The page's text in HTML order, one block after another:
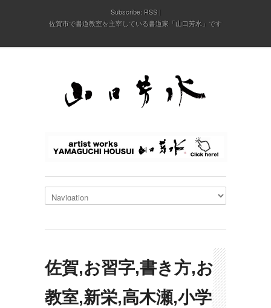
Subscribe: RSS
佐賀市で書道教室を主宰している書道家「山口芳水」です
佐賀,お習字,書き方,お
教室,新栄,高木瀬,小学